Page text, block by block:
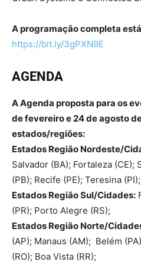
A programação completa
https://bit.ly/3gPXN9E
AGENDA
A Agenda proposta para os
de fevereiro e 24 de agosto
estados/regiões:
Estados Região Nordeste/
Salvador (BA); Fortaleza (CE);
(PB); Recife (PE); Teresina
Estados Região Sul/Cidades:
(PR); Porto Alegre (RS);
Estados Região Norte/
(AP); Manaus (AM); Belém
(RO); Boa Vista (RR);